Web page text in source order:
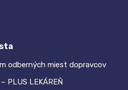
odberných miest dopravcov
PLUS LEKÁREŇ